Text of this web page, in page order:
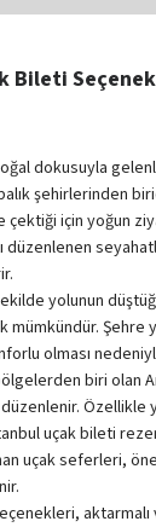
Bileti
dokusuyla
şehirlerinden
için yoğun
yolunun
mümkündür. Şehre
olması
biri olan
Özellikle
uçak bileti
uçak seferleri,
aktarmalı